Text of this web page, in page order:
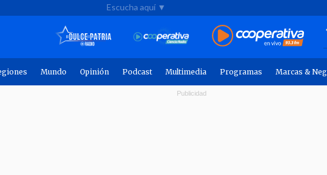
Escucha aquí ▼
Mundo Opinión Podcast Multimedia Programas Marcas &